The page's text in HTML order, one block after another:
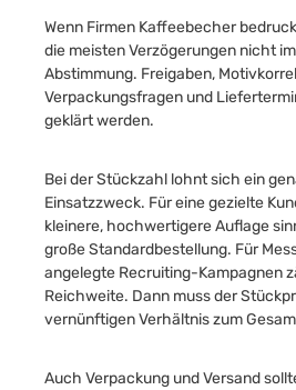
Wenn Firmen Kaffeebecher
die meisten Verzögerungen nicht
Abstimmung. Freigaben,
Verpackungsfragen und
geklärt werden.
Bei der Stückzahl lohnt sich ein
Einsatzzweck. Für eine gezielte
kleinere, hochwertigere Auflage
große Standardbestellung. Für
angelegte Recruiting-Kampagnen
Reichweite. Dann muss der
vernünftigen Verhältnis zum
Auch Verpackung und Versand